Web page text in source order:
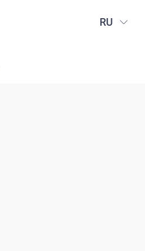
RU